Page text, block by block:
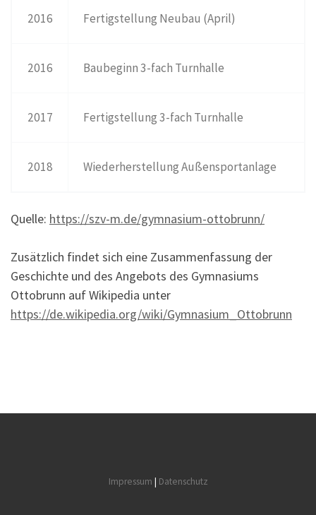
2016 Fertigstellung Neubau (April)
2016 Baubeginn 3-fach Turnhalle
2017 Fertigstellung 3-fach Turnhalle
2018 Wiederherstellung Außensportanlage
Quelle: https://szv-m.de/gymnasium-ottobrunn/
Zusätzlich findet sich eine Zusammenfassung der
Geschichte und des Angebots des Gymnasiums
Ottobrunn auf Wikipedia unter
https://de.wikipedia.org/wiki/Gymnasium_Ottobrunn
Impressum | Datenschutz